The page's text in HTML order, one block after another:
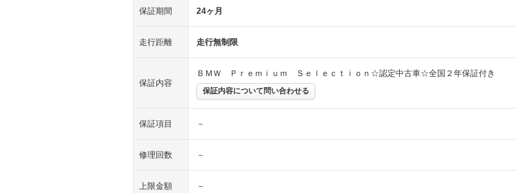
保証期間 24ヶ月
走行距離 走行無制限
保証内容
ＢＭＷ Ｐｒｅｍｉｕｍ Ｓｅｌｅｃｔｉｏｎ☆認定中古車☆全国２年保証付き
保証内容について問い合わせる
保証項目 －
修理回数 －
上限金額 －